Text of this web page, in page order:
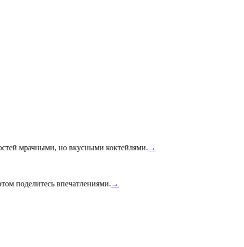
мрачными, но вкусными коктейлями. →
поделитесь впечатлениями. →